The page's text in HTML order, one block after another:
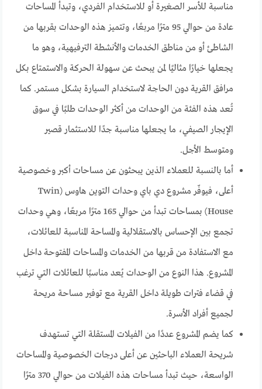
مناسبة للأسر الصغيرة أو للاستخدام الفردي، وتبدأ المساحات
عادة من حوالي 95 مترًا مربعًا، وتتميز هذه الوحدات بقربها من
الشاطئ أو من مناطق الخدمات والأنشطة الترفيهية، وهو ما
يجعلها خيارًا مثاليًا لمن يبحث عن سهولة الحركة والاستمتاع بكل
مرافق القرية دون الحاجة لاستخدام السيارة بشكل مستمر. كما
تُعد هذه الفئة من الوحدات من أكثر الوحدات طلبًا في سوق
الإيجار الصيفي، ما يجعلها مناسبة جدًا للاستثمار قصير
ومتوسط الأجل.
أما بالنسبة للعملاء الذين يبحثون عن مساحات أكبر وخصوصية
أعلى، فيوفّر مشروع دي باي وحدات التوين هاوس (Twin
House) بمساحات تبدأ من حوالي 165 مترًا مربعًا، وهي وحدات
تجمع بين الإحساس بالاستقلالية والمساحة المناسبة للعائلات،
مع الاستفادة من قربها من الخدمات والمساحات المفتوحة داخل
المشروع. هذا النوع من الوحدات يُعد مناسبًا للعائلات التي ترغب
في قضاء فترات طويلة داخل القرية مع توفير مساحة مريحة
لجميع أفراد الأسرة.
كما يضم المشروع عددًا من الفيلات المستقلة التي تستهدف
شريحة العملاء الباحثين عن أعلى درجات الخصوصية والمساحات
الواسعة، حيث تبدأ مساحات هذه الفيلات من حوالي 370 مترًا